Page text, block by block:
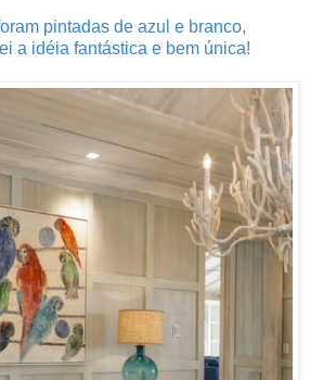
pintadas de azul e branco,
a idéia fantástica e bem única!